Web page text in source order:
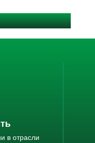
в отрасли